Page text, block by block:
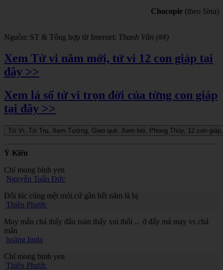
Chocopie (theo Sina)
Nguồn: ST & Tổng hợp từ Internet: Thanh Vân (##)
Xem Tử vi năm mới, tử vi 12 con giáp tại
đây >>
Xem lá số tử vi trọn đời của từng con giáp
tại đây >>
Ý Kiến
Chỉ mong binh yen
Nguyễn Tuấn Đức
Đôi lúc cũng mệt mỏi.cứ gần hết năm là bị
Thiên Phước
May mắn chả thấy đâu toàn thấy xui thôi ... ở đấy mà may vs chả
mắn
hoàng linda
Chỉ mong binh yen
Thiên Phước